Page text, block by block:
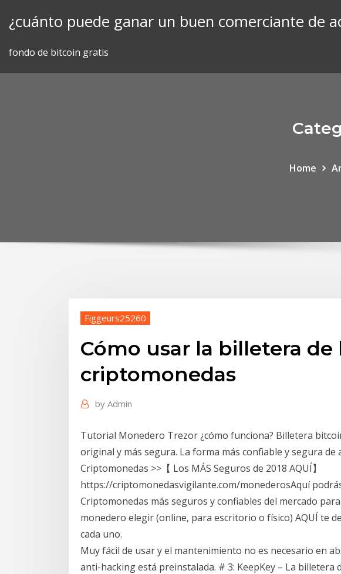
¿cuánto puede ganar un buen comerciante de
fondo de bitcoin gratis
Home
Figgeurs25260
Cómo usar la billetera
criptomonedas
by Admin
Tutorial Monedero Trezor ¿cómo funciona? Billetera
original y más segura. La forma más confiable y segura
Criptomonedas >>【 Los MÁS Seguros de 2018 AQUÍ】
https://criptomonedasvigilante.com/monederosAquí
Criptomonedas más seguros y confiables del mercado
monedero elegir (online, para escritorio o físico) AQUÍ te
cada uno.
Muy fácil de usar y el mantenimiento no es necesario en
anti-hacking está preinstalada. # 3: KeepKey – La billetera